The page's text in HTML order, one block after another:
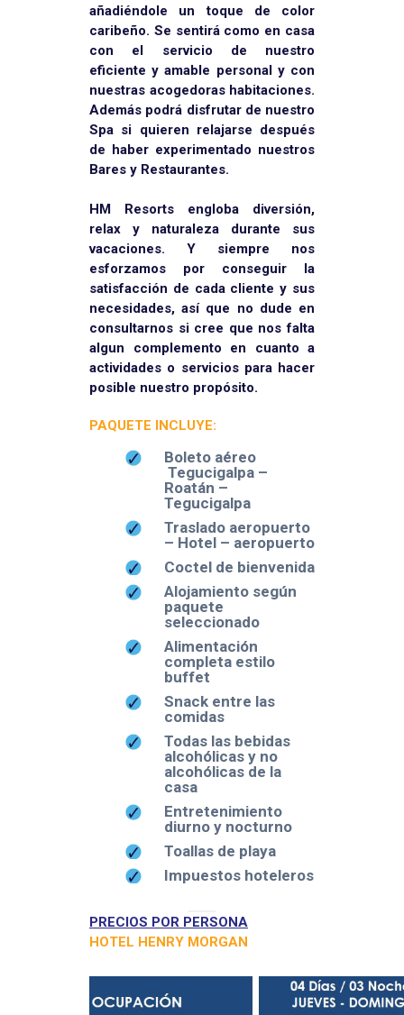
añadiéndole un toque de color
caribeño. Se sentirá como en casa
con el servicio de nuestro
eficiente y amable personal y con
nuestras acogedoras habitaciones.
Además podrá disfrutar de nuestro
Spa si quieren relajarse después
de haber experimentado nuestros
Bares y Restaurantes.
HM Resorts engloba diversión,
relax y naturaleza durante sus
vacaciones. Y siempre nos
esforzamos por conseguir la
satisfacción de cada cliente y sus
necesidades, así que no dude en
consultarnos si cree que nos falta
algun complemento en cuanto a
actividades o servicios para hacer
posible nuestro propósito.
PAQUETE INCLUYE:
Boleto aéreo
Tegucigalpa –
Roatán –
Tegucigalpa
Traslado aeropuerto
– Hotel – aeropuerto
Coctel de bienvenida
Alojamiento según
paquete
seleccionado
Alimentación
completa estilo
buffet
Snack entre las
comidas
Todas las bebidas
alcohólicas y no
alcohólicas de la
casa
Entretenimiento
diurno y nocturno
Toallas de playa
Impuestos hoteleros
PRECIOS POR PERSONA
HOTEL HENRY MORGAN